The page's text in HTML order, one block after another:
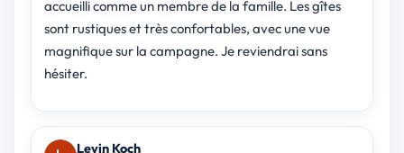
accueilli comme un membre de la famille. Les gîtes
sont rustiques et très confortables, avec une vue
magnifique sur la campagne. Je reviendrai sans
hésiter.
Levin Koch